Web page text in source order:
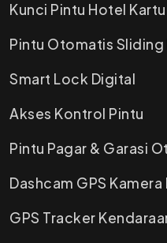
Kunci Pintu Hotel Kartu
Pintu Otomatis Sliding
Smart Lock Digital
Akses Kontrol Pintu
Pintu Pagar & Garasi
Dashcam GPS Kamera
GPS Tracker